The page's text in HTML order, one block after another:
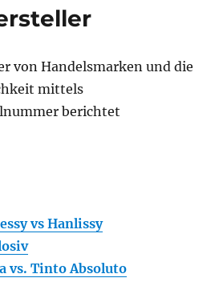
von Handelsmarken und die
mittels
berichtet
vs Hanlissy
vs. Tinto Absoluto